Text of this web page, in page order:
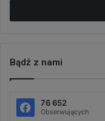
Bądź z nami
76 652
Obserwujących